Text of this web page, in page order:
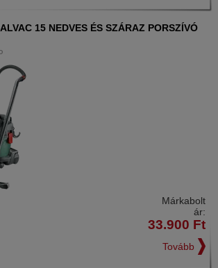
15 NEDVES ÉS SZÁRAZ PORSZÍVÓ
Márkabolt
ár:
33.900 Ft
Tovább